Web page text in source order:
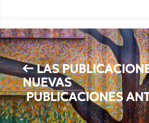
←LAS
NUEVAS
PUBLICACIONES